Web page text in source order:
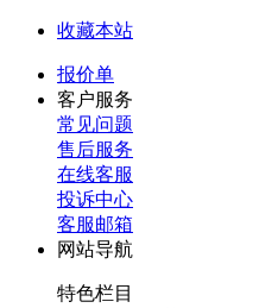
收藏本站
报价单
客户服务
常见问题
售后服务
在线客服
投诉中心
客服邮箱
网站导航
特色栏目